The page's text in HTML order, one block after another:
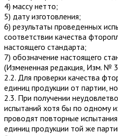
4) массу нетто;
5) дату изготовления;
6) результаты проведенных
соответствии качества
настоящего стандарта;
7) обозначение настоящего
(Измененная редакция, Изм. №
2.2. Для проверки качества
единиц продукции от партии,
2.3. При получении
испытаний хотя бы по одному
проводят повторные
единиц продукции той же